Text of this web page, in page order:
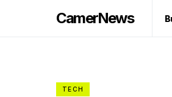
CamerNews
TECH